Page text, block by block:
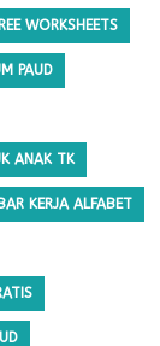
WORKSHEETS
PAUD
ANAK TK
KERJA ALFABET